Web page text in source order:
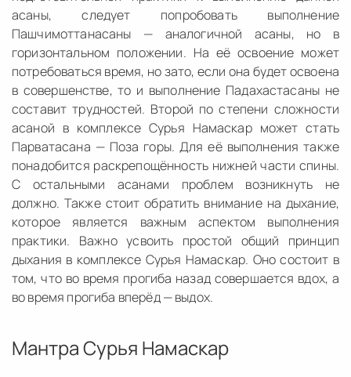
асаны, следует попробовать выполнение
Пашчимоттанасаны — аналогичной асаны, но в
горизонтальном положении. На её освоение может
потребоваться время, но зато, если она будет освоена
в совершенстве, то и выполнение Падахастасаны не
составит трудностей. Второй по степени сложности
асаной в комплексе Сурья Намаскар может стать
Парватасана — Поза горы. Для её выполнения также
понадобится раскрепощённость нижней части спины.
С остальными асанами проблем возникнуть не
должно. Также стоит обратить внимание на дыхание,
которое является важным аспектом выполнения
практики. Важно усвоить простой общий принцип
дыхания в комплексе Сурья Намаскар. Оно состоит в
том, что во время прогиба назад совершается вдох, а
во время прогиба вперёд — выдох.
Мантра Сурья Намаскар